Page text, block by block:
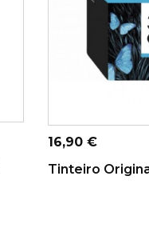
Preço
16,90 €
Tinteiro